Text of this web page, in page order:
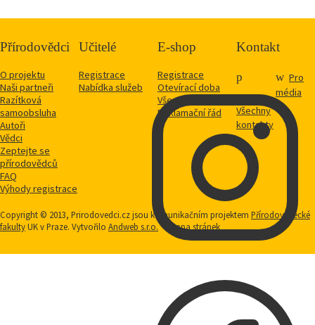
Přírodovědci
O projektu
Naši partneři
Razítková
samoobsluha
Autoři
Vědci
Zeptejte se
přírodovědců
FAQ
Výhody registrace
Učitelé
Registrace
Nabídka služeb
E-shop
Registrace
Otevírací doba
Vše o nákupu
Reklamační řád
Kontakt
Všechny
kontakty
Pro
média
Copyright © 2013, Prirodovedci.cz jsou komunikačním projektem Přírodovědecké
fakultyUK v Praze. Vytvořilo Andweb s.r.o. Mapa stránek